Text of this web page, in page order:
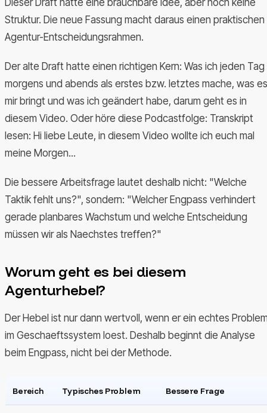
Struktur. Die neue Fassung macht daraus einen praktischen
Agentur-Entscheidungsrahmen.
Der alte Draft hatte einen richtigen Kern: Was ich jeden Tag
morgens und abends als erstes bzw. letztes mache, was es
mir bringt und was ich geändert habe, darum geht es in
diesem Video. Oder höre diese Podcastfolge: Transkript
lesen: Hi liebe Leute, in diesem Video wollte ich euch mal
meine Morgen...
Die bessere Arbeitsfrage lautet deshalb nicht: "Welche
Taktik fehlt uns?", sondern: "Welcher Engpass verhindert
gerade planbares Wachstum und welche Entscheidung
müssen wir als Naechstes treffen?"
Worum geht es bei diesem
Agenturhebel?
Der Hebel ist nur dann wertvoll, wenn er ein echtes
im Geschaeftssystem loest. Deshalb beginnt die Analyse
beim Engpass, nicht bei der Methode.
Bereich Typisches Problem Bessere Frage